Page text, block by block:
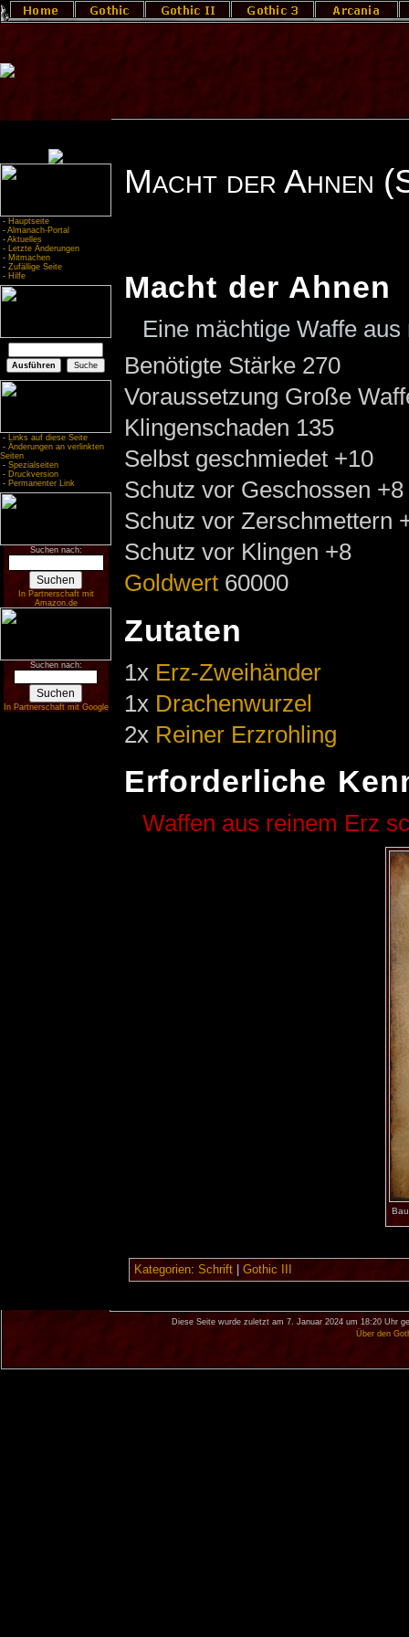
- Hauptseite
- Almanach-Portal
- Aktuelles
- Letzte Änderungen
- Mitmachen
- Zufällige Seite
- Hilfe
- Links auf diese Seite
- Änderungen an verlinkten
Seiten
- Spezialseiten
- Druckversion
- Permanenter Link
Suchen nach:
In Partnerschaft mit
Amazon.de
Suchen nach:
In Partnerschaft mit Google
Macht der Ahnen
Macht der Ahnen
Eine mächtige Waffe
Benötigte Stärke 270
Voraussetzung Große
Klingenschaden 135
Selbst geschmiedet +10
Schutz vor Geschossen +8
Schutz vor Zerschmettern
Schutz vor Klingen +8
Goldwert60000
Zutaten
1x Erz-Zweihänder
1x Drachenwurzel
2x Reiner Erzrohling
Erforderliche
Waffen aus reinem Erz
Kategorien: Schrift| Gothic III
Diese Seite wurde zuletzt am 7. Januar 2024 um 18:20 Uhr
Über den